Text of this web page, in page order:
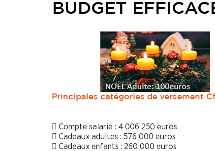
BUDGET
Principales catégories de versement
 Compte salarié : 4 006 250 euros
 Cadeaux adultes : 576 000 euros
 Cadeaux enfants : 260 000 euros